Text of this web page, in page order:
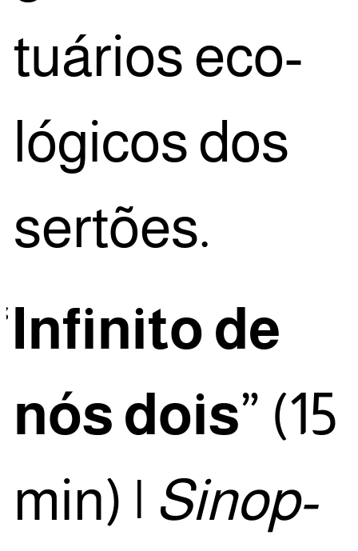
tuá­ri­os eco­
ló­gi­cos dos
sertões.
Infi­ni­to de
nós dois” (15
min) | Sinop­